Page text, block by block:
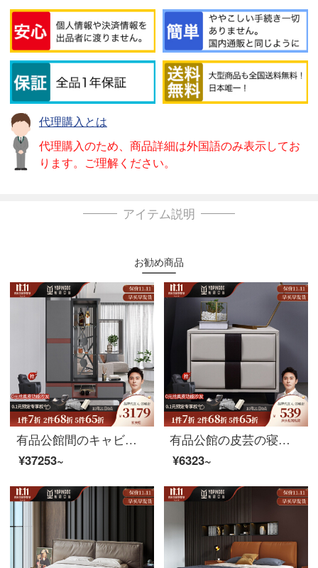
代理購入とは
代理購入のため、商品詳細は外国語のみ表示してお
ります。ご理解ください。
アイテム説明
お勧め商品
有品公館間のキャビネットの意味があります。木製のキャビネットの間のキャビネットの玄関棚の仕切り棚北欧の極簡単な装飾棚棚棚棚のリビングルームの家具の間のキャビネット(120*37*197)
¥37253~
有品公館の皮芸の寝具の棚の本当の木の寝棚の布芸の寝床の辺の戸棚の小足はきわめて簡単な金（53*45*40）があります。
¥6323~